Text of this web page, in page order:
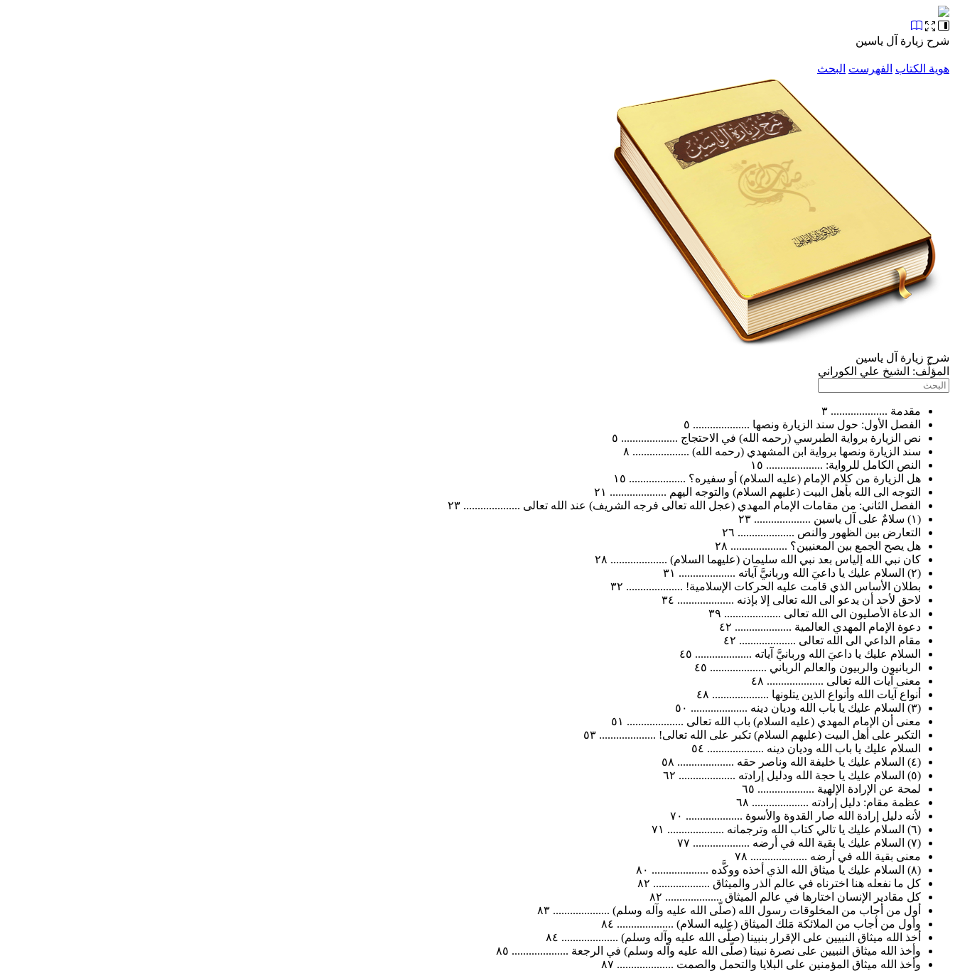
شرح زيارة آل ياسين
هوية الكتاب الفهرست البحث
شرح زيارة آل ياسين
المؤلّف: الشيخ علي الكوراني
مقدمة .................... ٣
الفصل الأول: حول سند الزيارة ونصها .................... ٥
نص الزيارة برواية الطبرسي (رحمه الله) في الاحتجاج .................... ٥
سند الزيارة ونصها برواية ابن المشهدي (رحمه الله) .................... ٨
النص الكامل للرواية: .................... ١٥
هل الزيارة من كلام الإمام (عليه السلام) أو سفيره؟ .................... ١٥
التوجه الى الله بأهل البيت (عليهم السلام) والتوجه اليهم .................... ٢١
الفصل الثاني: من مقامات الإمام المهدي (عجل الله تعالى فرجه الشريف) عند الله تعالى .................... ٢٣
(١) سلامٌ على آل ياسين .................... ٢٣
التعارض بين الظهور والنص .................... ٢٦
هل يصح الجمع بين المعنيين؟ .................... ٢٨
كان نبي الله إلياس بعد نبي الله سليمان (عليهما السلام) .................... ٢٨
(٢) السلام عليك يا داعيَ الله وربانيَّ آياته .................... ٣١
بطلان الأساس الذي قامت عليه الحركات الإسلامية! .................... ٣٢
لاحق لأحد أن يدعو الى الله تعالى إلا بإذنه .................... ٣٤
الدعاة الأصليون الى الله تعالى .................... ٣٩
دعوة الإمام المهدي العالمية .................... ٤٢
مقام الداعي الى الله تعالى .................... ٤٢
السلام عليك يا داعيَ الله وربانيَّ آياته .................... ٤٥
الربانيون والربيون والعالم الرباني .................... ٤٥
معنى آيات الله تعالى .................... ٤٨
أنواع آيات الله وأنواع الذين يتلونها .................... ٤٨
(٣) السلام عليك يا باب الله وديان دينه .................... ٥٠
معنى أن الإمام المهدي (عليه السلام) باب الله تعالى .................... ٥١
التكبر على أهل البيت (عليهم السلام) تكبر على الله تعالى! .................... ٥٣
السلام عليك يا باب الله وديان دينه .................... ٥٤
(٤) السلام عليك يا خليفة الله وناصر حقه .................... ٥٨
(٥) السلام عليك يا حجة الله ودليل إرادته .................... ٦٢
لمحة عن الإرادة الإلهية .................... ٦٥
عظمة مقام: دليل إرادته .................... ٦٨
لأنه دليل إرادة الله صار القدوة والأسوة .................... ٧٠
(٦) السلام عليك يا تالي كتاب الله وترجمانه .................... ٧١
(٧) السلام عليك يا بقية الله في أرضه .................... ٧٧
معنى بقية الله في أرضه .................... ٧٨
(٨) السلام عليك يا ميثاق الله الذي أخذه ووكَّده .................... ٨٠
كل ما نفعله هنا اخترناه في عالم الذر والميثاق .................... ٨٢
كل مقادير الإنسان اختارها في عالم الميثاق .................... ٨٢
أول من أجاب من المخلوقات رسول الله (صلّى الله عليه وآله وسلم) .................... ٨٣
وأول من أجاب من الملائكة مَلك الميثاق (عليه السلام) .................... ٨٤
أخذ الله ميثاق النبيين على الإقرار بنبينا (صلّى الله عليه وآله وسلم) .................... ٨٤
وأخذ الله ميثاق النبيين على نصرة نبينا (صلّى الله عليه وآله وسلم) في الرجعة .................... ٨٥
وأخذ الله ميثاق المؤمنين على البلايا والتحمل والصمت .................... ٨٧